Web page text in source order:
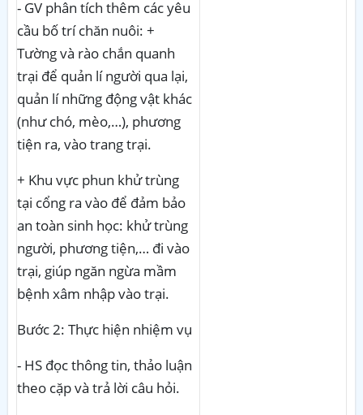
- GV phân tích thêm các yêu
cầu bố trí chăn nuôi: +
Tường và rào chắn quanh
trại để quản lí người qua lại,
quản lí những động vật khác
(như chó, mèo,…), phương
tiện ra, vào trang trại.
+ Khu vực phun khử trùng
tại cổng ra vào để đảm bảo
an toàn sinh học: khử trùng
người, phương tiện,… đi vào
trại, giúp ngăn ngừa mầm
bệnh xâm nhập vào trại.
Bước 2: Thực hiện nhiệm vụ
- HS đọc thông tin, thảo luận
theo cặp và trả lời câu hỏi.